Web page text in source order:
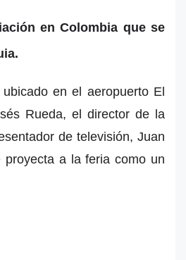
en Colombia que se
ubicado en el aeropuerto El
Rueda, el director de la
de televisión, Juan
a la feria como un